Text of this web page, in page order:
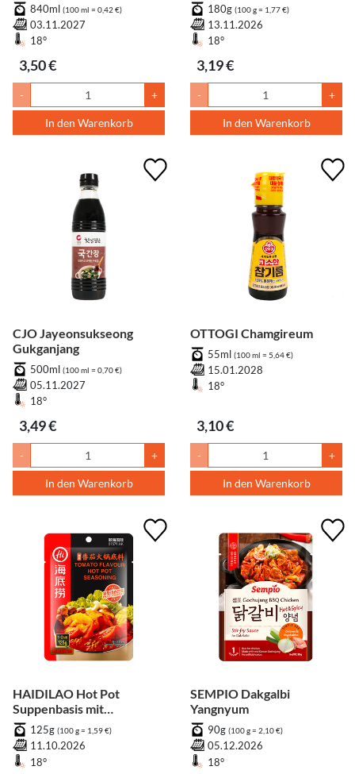
840ml (100 ml = 0,42 €)
03.11.2027
18°
3,50 €
- +
In den Warenkorb
180g (100 g = 1,77 €)
13.11.2026
18°
3,19 €
- +
In den Warenkorb
CJO Jayeonsukseong
Gukganjang
500ml (100 ml = 0,70 €)
05.11.2027
18°
3,49 €
- +
In den Warenkorb
OTTOGI Chamgireum
55ml (100 ml = 5,64 €)
15.01.2028
18°
3,10 €
- +
In den Warenkorb
HAIDILAO Hot Pot
Suppenbasis mit
Tomatengeschmack
125g (100 g = 1,59 €)
11.10.2026
18°
SEMPIO Dakgalbi
Yangnyum
90g (100 g = 2,10 €)
05.12.2026
18°